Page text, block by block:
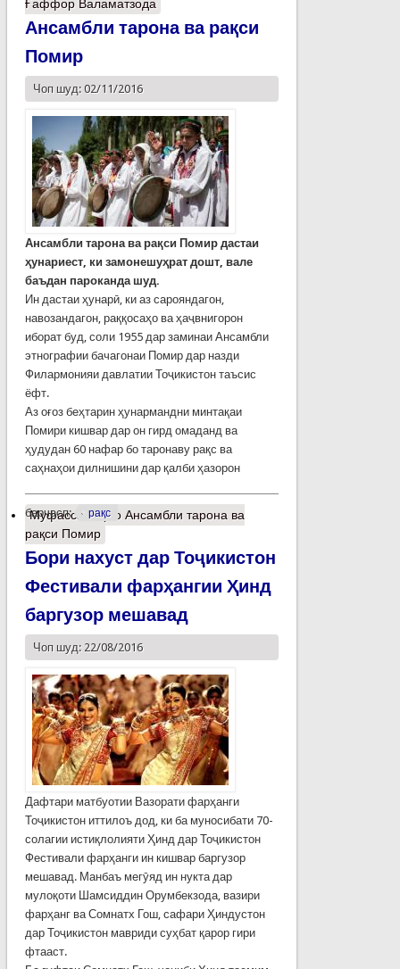
Ғаффор Валаматзода
Ансамбли тарона ва рақси
Помир
Чоп шуд: 02/11/2016
Ансамбли тарона ва рақси Помир дастаи
ҳунариест, ки замонешуҳрат дошт, вале
баъдан пароканда шуд.
Ин дастаи ҳунарӣ, ки аз сарояндагон,
навозандагон, раққосаҳо ва ҳаҷвнигорон
иборат буд, соли 1955 дар заминаи Ансамбли
этнографии бачагонаи Помир дар назди
Филармонияи давлатии Тоҷикистон таъсис
ёфт.
Аз оғоз беҳтарин ҳунармандни минтақаи
Помири кишвар дар он гирд омаданд ва
ҳудудан 60 нафар бо таронаву рақс ва
саҳнаҳои дилнишини дар қалби ҳазорон
барчасп: рақс
Муфассалтаро Ансамбли тарона ва
рақси Помир
Бори нахуст дар Тоҷикистон
Фестивали фарҳангии Ҳинд
баргузор мешавад
Чоп шуд: 22/08/2016
Дафтари матбуотии Вазорати фарҳанги
Тоҷикистон иттилоъ дод, ки ба муносибати 70-
солагии истиқлолияти Ҳинд дар Тоҷикистон
Фестивали фарҳанги ин кишвар баргузор
мешавад. Манбаъ мегӯяд ин нукта дар
мулоқоти Шамсиддин Орумбекзода, вазири
фарҳанг ва Сомнатх Гош, сафари Ҳиндустон
дар Тоҷикистон мавриди суҳбат қарор гири
фтааст.